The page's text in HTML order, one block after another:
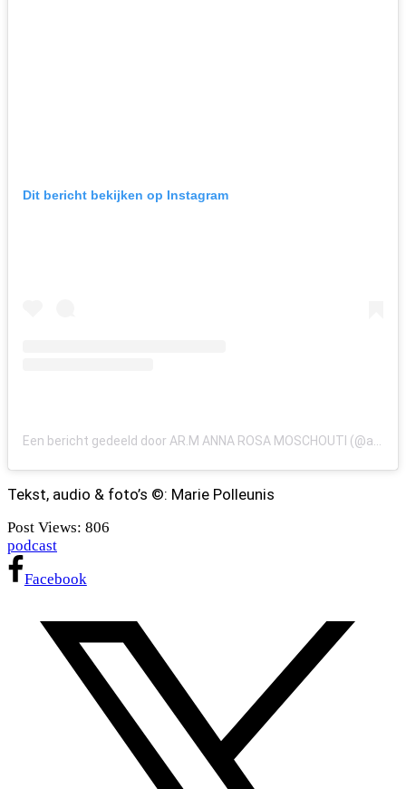
Dit bericht bekijken op Instagram
Tekst, audio & foto’s ©: Marie Polleunis
Post Views: 806
podcast
Facebook